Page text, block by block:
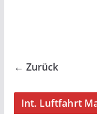
← Zurück
Int. Luftfahrt